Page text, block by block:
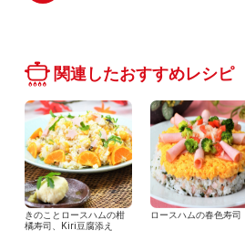
関連したおすすめレシピ
きのことロースハムの柑
橘寿司、Kiri豆腐添え
ロースハムの春色寿司